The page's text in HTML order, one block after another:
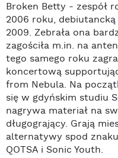
Broken Betty - zespół
2006 roku,
2009. Zebrała ona
zagościła m.in. na
tego samego roku
koncertową
from Nebula. Na
się w gdyńskim studiu
nagrywa materiał na
długogrający. Grają
alternatywy spod
QOTSA i Sonic Youth.